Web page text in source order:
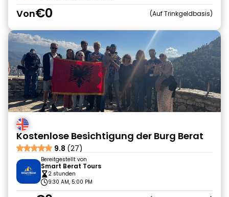
Von€0 Auf Trinkgeldbasis
Kostenlose Besichtigung der Burg Berat
9.8 (27)
Bereitgestellt von
Smart Berat Tours
2 stunden
9:30 AM, 5:00 PM